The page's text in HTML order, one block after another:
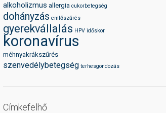
alkoholizmus allergia cukorbetegség
dohányzás emlőszűrés
gyerekvállalás HPV időskor
koronavírus
méhnyakrákszűrés
szenvedélybetegség terhesgondozás
Címkefelhő